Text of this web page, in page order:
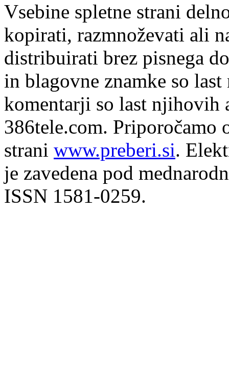
Vsebine spletne strani
kopirati, razmnoževati ali
distribuirati brez pisnega
in blagovne znamke so
komentarji so last njihovih
386tele.com. Priporočamo
strani www.preberi.si.
je zavedena pod
ISSN 1581-0259.